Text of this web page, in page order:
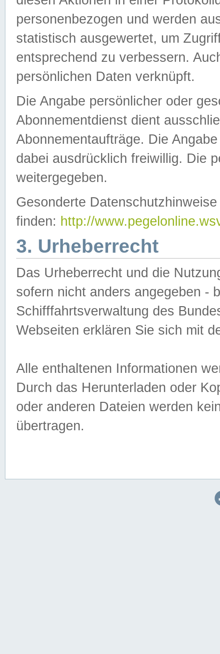
personenbezogen und werden
statistisch ausgewertet, um
entsprechend zu verbessern.
persönlichen Daten verknüpft.
Die Angabe persönlicher oder
Abonnementdienst dient
Abonnementaufträge. Die
dabei ausdrücklich freiwillig. Die
weitergegeben.
Gesonderte
finden: http://
3. Urheberrecht
Das Urheberrecht und die
sofern nicht anders angegeben -
Schifffahrtsverwaltung des
Webseiten erklären Sie sich mit
Alle enthaltenen Informationen
Durch das Herunterladen oder
oder anderen Dateien werden
übertragen.